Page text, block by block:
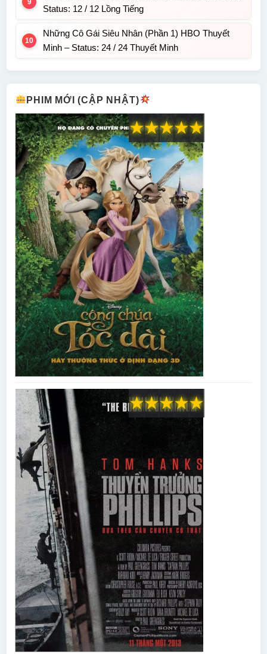
Status: 12 / 12 Lồng Tiếng
Những Cô Gái Siêu Nhân (Phần 1) HBO Thuyết
Minh – Status: 24 / 24 Thuyết Minh
PHIM MỚI (CẬP NHẬT)
★
★
★
★
★
★
★
★
★
★